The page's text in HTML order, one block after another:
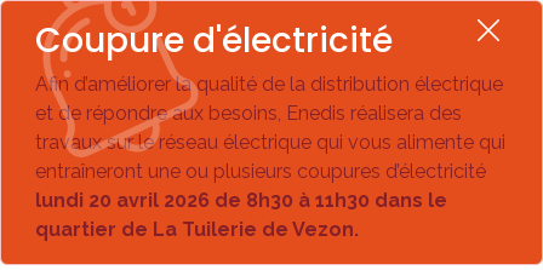
Coupure d'électricité
Afin d’améliorer la qualité de la distribution électrique
et de répondre aux besoins, Enedis réalisera des
travaux sur le réseau électrique qui vous alimente qui
entraîneront une ou plusieurs coupures d’électricité
lundi 20 avril 2026 de 8h30 à 11h30 dans le
quartier de La Tuilerie de Vezon.